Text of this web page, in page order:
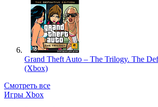
Grand Theft Auto – The Trilogy. The
(Xbox)
Смотреть все
Игры Xbox